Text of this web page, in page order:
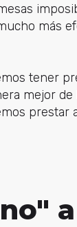
más
tener
mejor
prestar